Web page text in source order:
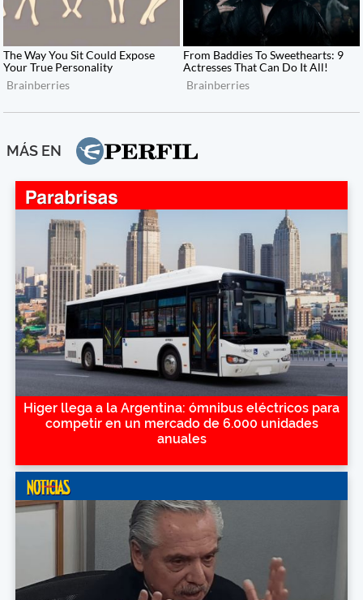
MÁS EN
Higer llega a la Argentina: ómnibus eléctricos para
competir en un mercado de 6.000 unidades
anuales